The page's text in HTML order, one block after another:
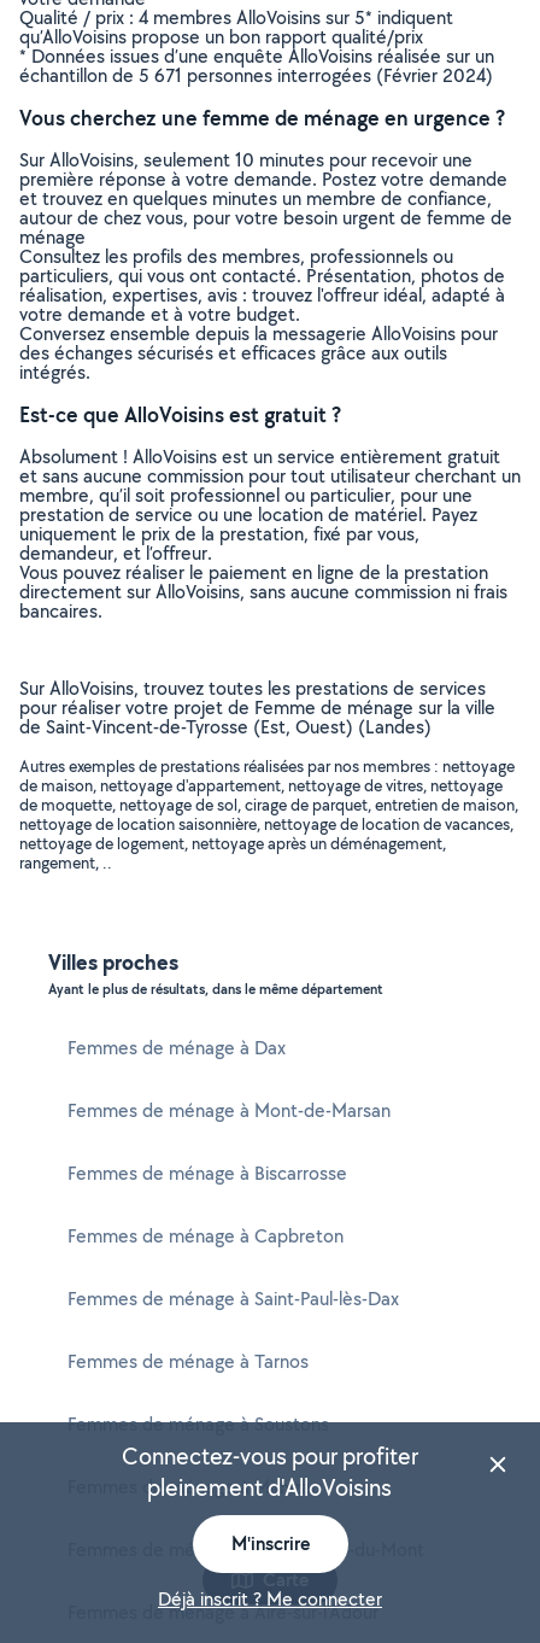
Qualité / prix : 4 membres AlloVoisins sur 5* indiquent
qu’AlloVoisins propose un bon rapport qualité/prix
* Données issues d’une enquête AlloVoisins réalisée sur un
échantillon de 5 671 personnes interrogées (Février 2024)
Vous cherchez une femme de ménage en urgence ?
Sur AlloVoisins, seulement 10 minutes pour recevoir une
première réponse à votre demande. Postez votre demande
et trouvez en quelques minutes un membre de confiance,
autour de chez vous, pour votre besoin urgent de femme de
ménage
Consultez les profils des membres, professionnels ou
particuliers, qui vous ont contacté. Présentation, photos de
réalisation, expertises, avis : trouvez l'offreur idéal, adapté à
votre demande et à votre budget.
Conversez ensemble depuis la messagerie AlloVoisins pour
des échanges sécurisés et efficaces grâce aux outils
intégrés.
Est-ce que AlloVoisins est gratuit ?
Absolument ! AlloVoisins est un service entièrement gratuit
et sans aucune commission pour tout utilisateur cherchant un
membre, qu’il soit professionnel ou particulier, pour une
prestation de service ou une location de matériel. Payez
uniquement le prix de la prestation, fixé par vous,
demandeur, et l’offreur.
Vous pouvez réaliser le paiement en ligne de la prestation
directement sur AlloVoisins, sans aucune commission ni frais
bancaires.
Sur AlloVoisins, trouvez toutes les prestations de services
pour réaliser votre projet de Femme de ménage sur la ville
de Saint-Vincent-de-Tyrosse (Est, Ouest) (Landes)
Autres exemples de prestations réalisées par nos membres : nettoyage
de maison, nettoyage d'appartement, nettoyage de vitres, nettoyage
de moquette, nettoyage de sol, cirage de parquet, entretien de maison,
nettoyage de location saisonnière, nettoyage de location de vacances,
nettoyage de logement, nettoyage après un déménagement,
rangement, ..
Villes proches
Ayant le plus de résultats, dans le même département
Femmes de ménage à Dax
Femmes de ménage à Mont-de-Marsan
Femmes de ménage à Biscarrosse
Femmes de ménage à Capbreton
Femmes de ménage à Saint-Paul-lès-Dax
Femmes de ménage à Tarnos
Femmes de ménage à Soustons
Femmes de ménage à Mimizan
Femmes de ménage à Saint-Pierre-du-Mont
Femmes de ménage à Aire-sur-l'Adour
Carte
Connectez-vous pour profiter
pleinement d'AlloVoisins
M'inscrire
Déjà inscrit ? Me connecter